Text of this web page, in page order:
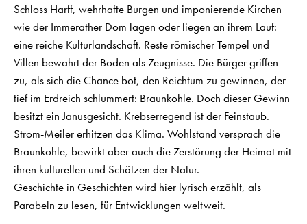
Schloss Harff, wehrhafte Burgen und imponierende Kirchen
wie der Immerather Dom lagen oder liegen an ihrem Lauf:
eine reiche Kulturlandschaft. Reste römischer Tempel und
Villen bewahrt der Boden als Zeugnisse. Die Bürger griffen
zu, als sich die Chance bot, den Reichtum zu gewinnen, der
tief im Erdreich schlummert: Braunkohle. Doch dieser Gewinn
besitzt ein Janusgesicht. Krebs­erregend ist der Feinstaub.
Strom-Meiler erhitzen das Klima. Wohlstand versprach die
Braunkohle, bewirkt aber auch die Zerstörung der Heimat mit
ihren kulturellen und Schätzen der Natur.
Geschichte in Geschichten wird hier lyrisch erzählt, als
Parabeln zu lesen, für Entwicklungen weltweit.